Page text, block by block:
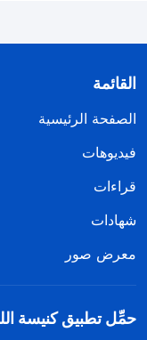
القائمة
الصفحة الرئيسية
فيديوهات
قراءات
شهادات
معرض صور
حمِّل تطبيق كنيسة